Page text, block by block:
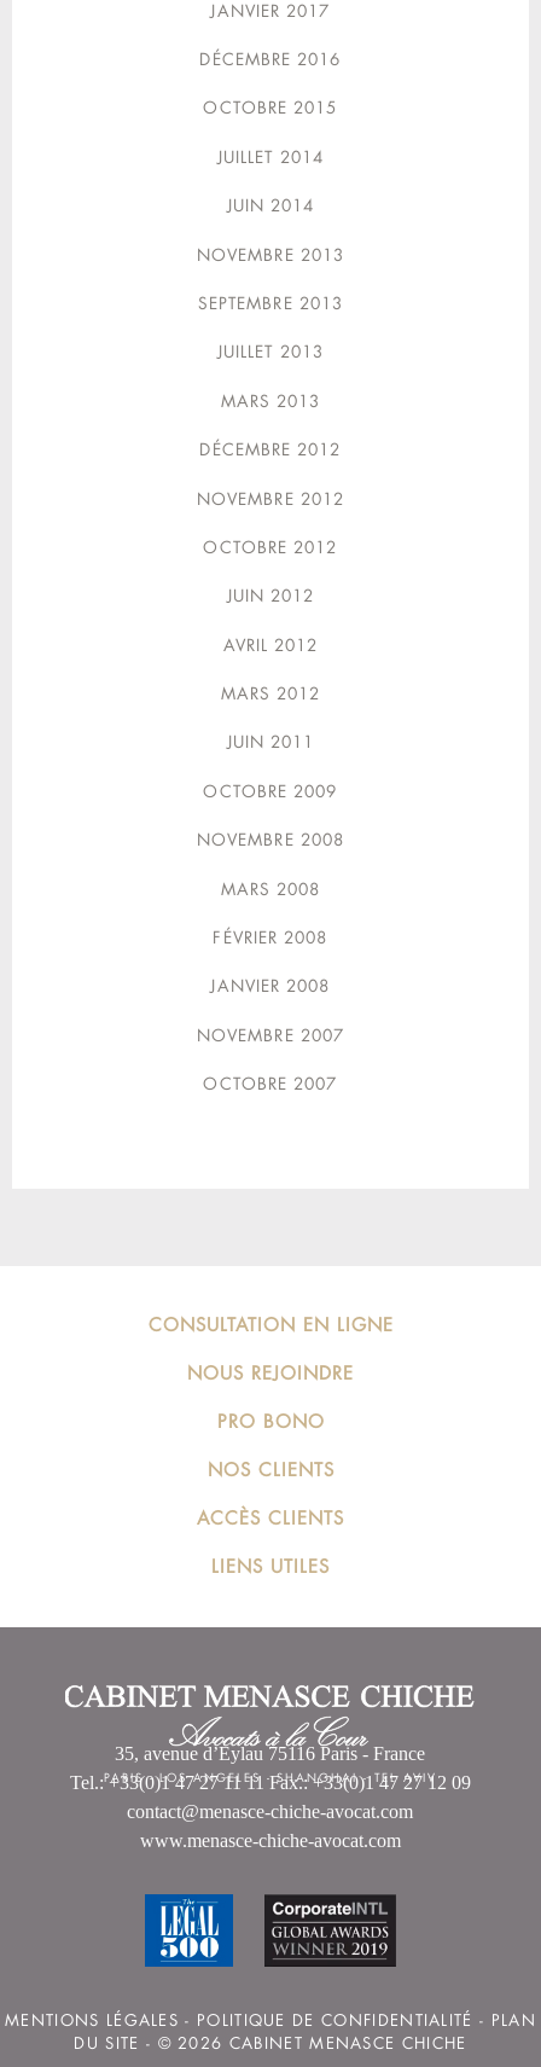
JANVIER 2017
DÉCEMBRE 2016
OCTOBRE 2015
JUILLET 2014
JUIN 2014
NOVEMBRE 2013
SEPTEMBRE 2013
JUILLET 2013
MARS 2013
DÉCEMBRE 2012
NOVEMBRE 2012
OCTOBRE 2012
JUIN 2012
AVRIL 2012
MARS 2012
JUIN 2011
OCTOBRE 2009
NOVEMBRE 2008
MARS 2008
FÉVRIER 2008
JANVIER 2008
NOVEMBRE 2007
OCTOBRE 2007
CONSULTATION EN LIGNE
NOUS REJOINDRE
PRO BONO
NOS CLIENTS
ACCÈS CLIENTS
LIENS UTILES
PARIS-LOS ANGELES-SHANGHAI- TEL AVIV
35, avenue d’Eylau 75116 Paris - France
Tel.: +33(0)1 47 27 11 11 Fax.: +33(0)1 47 27 12 09
contact@menasce-chiche-avocat.com
www.menasce-chiche-avocat.com
MENTIONS LÉGALES - POLITIQUE DE CONFIDENTIALITÉ - PLAN
DU SITE - © 2026 CABINET MENASCE CHICHE